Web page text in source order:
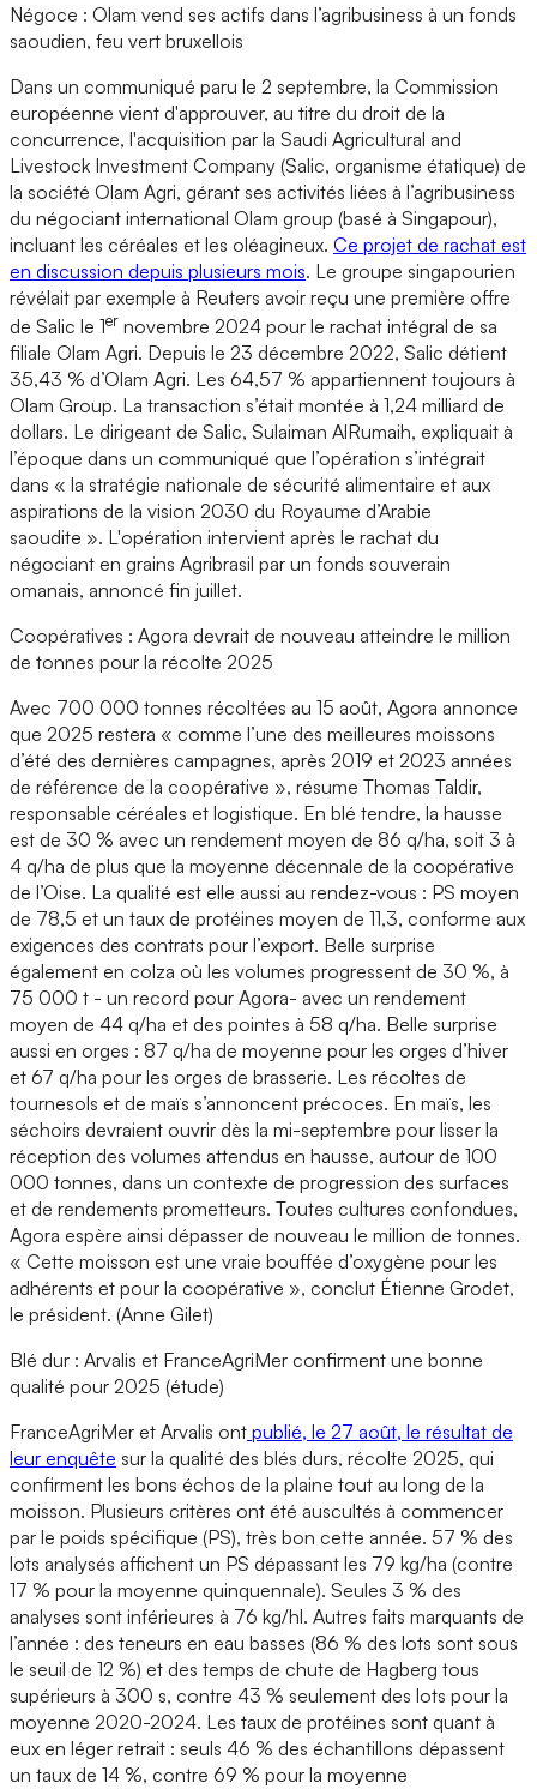
Négoce : Olam vend ses actifs dans l’agribusiness à un fonds
saoudien, feu vert bruxellois
Dans un communiqué paru le 2 septembre, la Commission
européenne vient d'approuver, au titre du droit de la
concurrence, l'acquisition par la Saudi Agricultural and
Livestock Investment Company (Salic, organisme étatique) de
la société Olam Agri, gérant ses activités liées à l’agribusiness
du négociant international Olam group (basé à Singapour),
incluant les céréales et les oléagineux. Ce projet de rachat est
en discussion depuis plusieurs mois. Le groupe singapourien
révélait par exemple à Reuters avoir reçu une première offre
de Salic le 1er novembre 2024 pour le rachat intégral de sa
filiale Olam Agri. Depuis le 23 décembre 2022, Salic détient
35,43 % d’Olam Agri. Les 64,57 % appartiennent toujours à
Olam Group. La transaction s’était montée à 1,24 milliard de
dollars. Le dirigeant de Salic, Sulaiman AlRumaih, expliquait à
l’époque dans un communiqué que l’opération s’intégrait
dans « la stratégie nationale de sécurité alimentaire et aux
aspirations de la vision 2030 du Royaume d’Arabie
saoudite ». L'opération intervient après le rachat du
négociant en grains Agribrasil par un fonds souverain
omanais, annoncé fin juillet.
Coopératives : Agora devrait de nouveau atteindre le million
de tonnes pour la récolte 2025
Avec 700 000 tonnes récoltées au 15 août, Agora annonce
que 2025 restera « comme l’une des meilleures moissons
d’été des dernières campagnes, après 2019 et 2023 années
de référence de la coopérative », résume Thomas Taldir,
responsable céréales et logistique. En blé tendre, la hausse
est de 30 % avec un rendement moyen de 86 q/ha, soit 3 à
4 q/ha de plus que la moyenne décennale de la coopérative
de l’Oise. La qualité est elle aussi au rendez-vous : PS moyen
de 78,5 et un taux de protéines moyen de 11,3, conforme aux
exigences des contrats pour l’export. Belle surprise
également en colza où les volumes progressent de 30 %, à
75 000 t - un record pour Agora- avec un rendement
moyen de 44 q/ha et des pointes à 58 q/ha. Belle surprise
aussi en orges : 87 q/ha de moyenne pour les orges d’hiver
et 67 q/ha pour les orges de brasserie. Les récoltes de
tournesols et de maïs s’annoncent précoces. En maïs, les
séchoirs devraient ouvrir dès la mi-septembre pour lisser la
réception des volumes attendus en hausse, autour de 100
000 tonnes, dans un contexte de progression des surfaces
et de rendements prometteurs. Toutes cultures confondues,
Agora espère ainsi dépasser de nouveau le million de tonnes.
« Cette moisson est une vraie bouffée d’oxygène pour les
adhérents et pour la coopérative », conclut Étienne Grodet,
le président. (Anne Gilet)
Blé dur : Arvalis et FranceAgriMer confirment une bonne
qualité pour 2025 (étude)
FranceAgriMer et Arvalis ont publié, le 27 août, le résultat de
leur enquête sur la qualité des blés durs, récolte 2025, qui
confirment les bons échos de la plaine tout au long de la
moisson. Plusieurs critères ont été auscultés à commencer
par le poids spécifique (PS), très bon cette année. 57 % des
lots analysés affichent un PS dépassant les 79 kg/ha (contre
17 % pour la moyenne quinquennale). Seules 3 % des
analyses sont inférieures à 76 kg/hl. Autres faits marquants de
l’année : des teneurs en eau basses (86 % des lots sont sous
le seuil de 12 %) et des temps de chute de Hagberg tous
supérieurs à 300 s, contre 43 % seulement des lots pour la
moyenne 2020-2024. Les taux de protéines sont quant à
eux en léger retrait : seuls 46 % des échantillons dépassent
un taux de 14 %, contre 69 % pour la moyenne